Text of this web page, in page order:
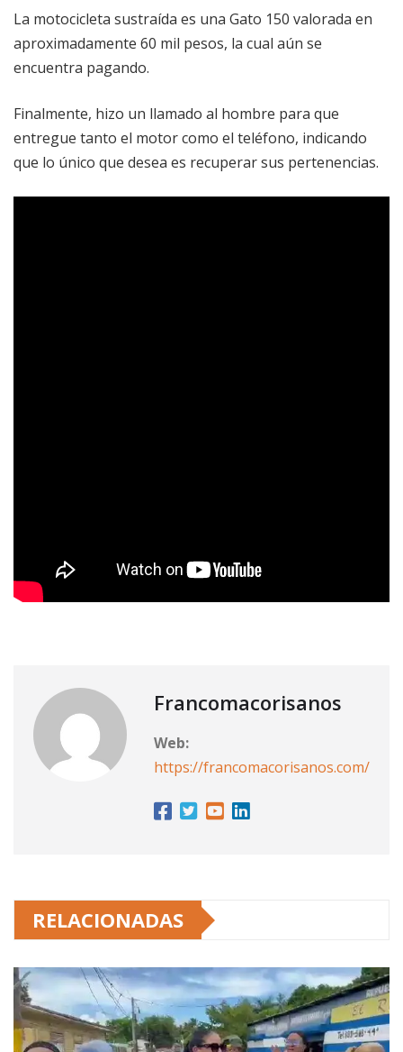
La motocicleta sustraída es una Gato 150 valorada en
aproximadamente 60 mil pesos, la cual aún se
encuentra pagando.
Finalmente, hizo un llamado al hombre para que
entregue tanto el motor como el teléfono, indicando
que lo único que desea es recuperar sus pertenencias.
Francomacorisanos
Web:
https://francomacorisanos.com/
RELACIONADAS